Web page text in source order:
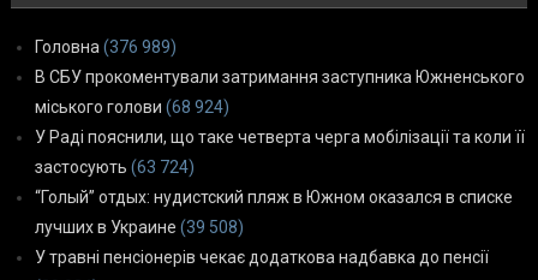
Головна (376 989)
В СБУ прокоментували затримання заступника Южненського
міського голови (68 924)
У Раді пояснили, що таке четверта черга мобілізації та коли її
застосують (63 724)
“Голый” отдых: нудистский пляж в Южном оказался в списке
лучших в Украине (39 508)
У травні пенсіонерів чекає додаткова надбавка до пенсії